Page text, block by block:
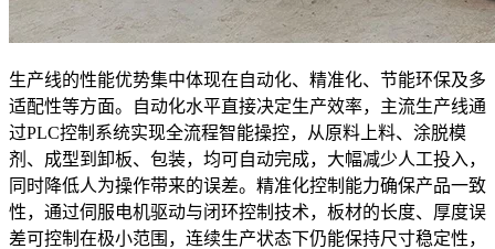
生产线的性能优势集中体现在自动化、精准化、节能环保及多
适配性等方面。自动化水平直接决定生产效率，主流生产线通
过PLC控制系统实现全流程智能操控，从原料上料、涂脱模
剂、成型到卸板、包装，均可自动完成，大幅减少人工投入，
同时降低人为操作带来的误差。精准化控制能力确保产品一致
性，通过伺服电机驱动与闭环控制技术，板材的长度、厚度误
差可控制在极小范围，连续生产状态下仍能保持尺寸稳定性，